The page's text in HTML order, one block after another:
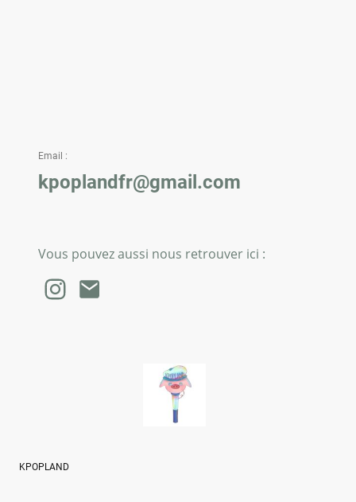
Email :
kpoplandfr@gmail.com
Vous pouvez aussi nous retrouver ici :
KPOPLAND